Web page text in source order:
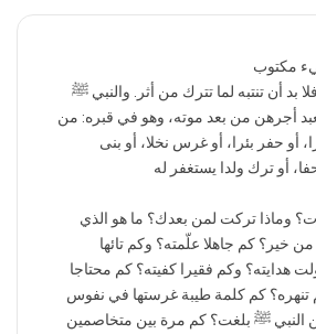
بد أن تنتبه لما تترك من أثر. والنبي ﷺ
أجرهن من بعد موته، وهو في قبره: من
أو حفر بئرا، أو غرس نخلا، أو بنى
أو ترك ولدا يستغفر له
وماذا تركت لمن بعدك؟ ما هو الذي
خير؟ كم جاهلا علّمته؟ وكم تائها
هدايته؟ وكم فقيرا كفيته؟ كم محتاجا
تنهره؟ كم كلمة طيبة غرستها في نفوس
النبي ﷺ بلغت؟ كم مرة بين متخاصمين